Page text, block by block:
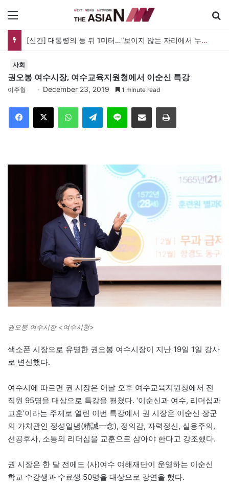
[신간] 대통령의 등 뒤 1미터…“보이지 않는 자리에서 누구를 지킨다는 것”
사회
권오봉 여수시장, 여수교육지원청에서 이순신 특강
이주형 December 23, 2019 1 minute read
Telegram 이메일
권오봉 여수시장 <여수시청>
색소폰 시장으로 유명한 권오봉 여수시장이 지난 19일 1일 강사
로 변신했다.
여수시에 따르면 권 시장은 이날 오후 여수교육지원청에서 전
직원 95명을 대상으로 특강을 펼쳤다. ‘이순신과 여수, 리더십과
교훈’이라는 주제로 열린 이번 특강에서 권 시장은 이순신 장군
의 가치관인 정성일념(精誠一念), 정의감, 자력정신, 실용주의,
선공후사, 소통의 리더십을 교훈으로 삼아야 한다고 강조했다.
권 시장은 한 달 전에도 (사)여수 여해재단이 운영하는 이순신
학교 수강생과 수료생 50명을 대상으로 강연을 했다.